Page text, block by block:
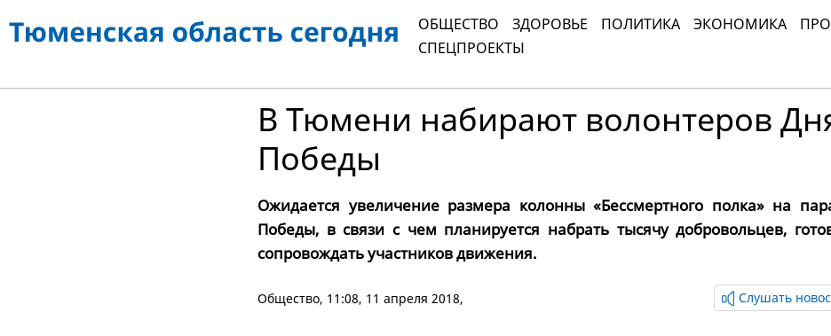
ОБЩЕСТВО ЗДОРОВЬЕ ПОЛИТИКА ЭКОНОМИКА
СПЕЦПРОЕКТЫ
В Тюмени набирают волонтеров
Победы
Ожидается увеличение размера колонны «Бессмертного полка» на
Победы, в связи с чем планируется набрать тысячу добровольцев,
сопровождать участников движения.
Общество, 11:08, 11 апреля 2018, Слушать